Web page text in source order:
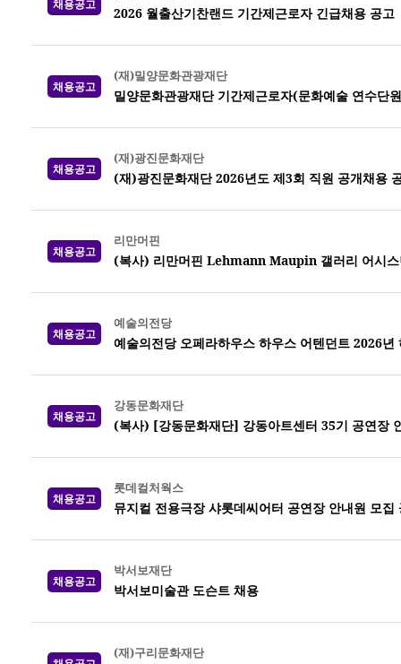
채용공고
2026 월출산기찬랜드 기간제근로자 긴급채용 공고
채용공고
(재)밀양문화관광재단
밀양문화관광재단 기간제근로자(문화예술 연수단
채용공고
(재)광진문화재단
(재)광진문화재단 2026년도 제3회 직원 공개채용
채용공고
리만머핀
(복사) 리만머핀 Lehmann Maupin 갤러리 어시스
채용공고
예술의전당
예술의전당 오페라하우스 하우스 어텐던트 2026
채용공고
강동문화재단
(복사) [강동문화재단] 강동아트센터 35기 공연장
채용공고
롯데컬처웍스
뮤지컬 전용극장 샤롯데씨어터 공연장 안내원 모
채용공고
박서보재단
박서보미술관 도슨트 채용
(재)구리문화재단